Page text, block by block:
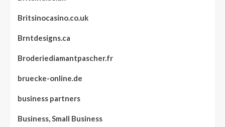
Britsinocasino.co.uk
Brntdesigns.ca
Broderiediamantpascher.fr
bruecke-online.de
business partners
Business, Small Business